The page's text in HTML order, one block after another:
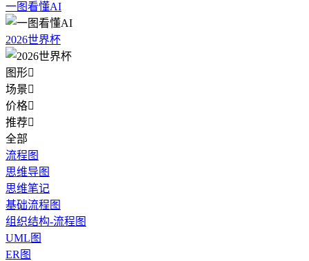
一图看懂AI
2026世界杯
图形
场景
价格
推荐
全部
流程图
思维导图
思维笔记
基础流程图
组织结构-流程图
UML图
ER图